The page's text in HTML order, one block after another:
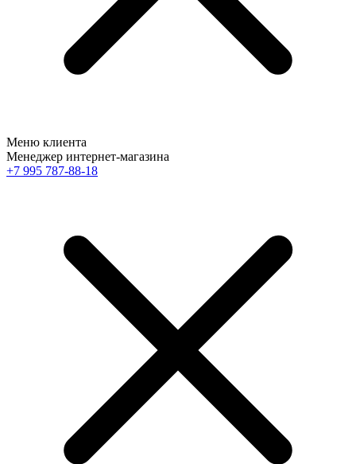
Меню клиента
Менеджер интернет-магазина
+7 995 787-88-18